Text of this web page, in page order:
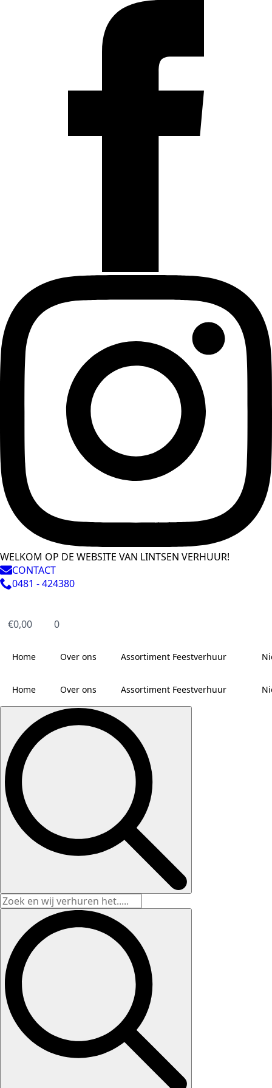
WELKOM OP DE WEBSITE VAN LINTSEN VERHUUR!
CONTACT
0481 - 424380
€0,00 0
Home Over ons Assortiment Feestverhuur
Home Over ons Assortiment Feestverhuur
Search